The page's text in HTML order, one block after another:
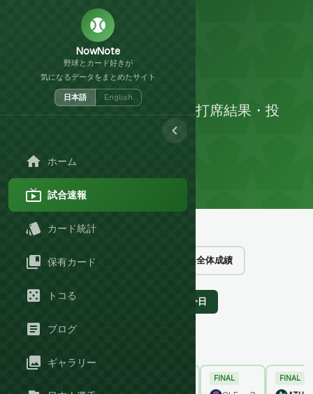
NowNote
野球とカード好きが
気になるデータをまとめたサイト
日本語 English
ホーム
試合速報
カード統計
保有カード
トコる
ブログ
ギャラリー
MLB 試合速報
日本人選手のリアルタイム打席結果・投
球内容・Statcastデータ
LIVE 最終更新
ホーム 試合速報
試合速報 日本人選手の成績 MLB全体成績
今日
FINAL FINAL